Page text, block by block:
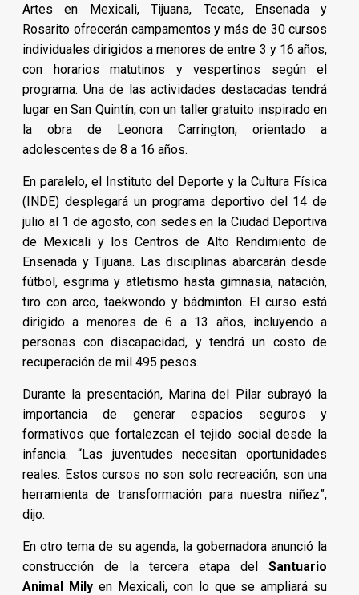
Artes en Mexicali, Tijuana, Tecate, Ensenada y
Rosarito ofrecerán campamentos y más de 30 cursos
individuales dirigidos a menores de entre 3 y 16 años,
con horarios matutinos y vespertinos según el
programa. Una de las actividades destacadas tendrá
lugar en San Quintín, con un taller gratuito inspirado en
la obra de Leonora Carrington, orientado a
adolescentes de 8 a 16 años.
En paralelo, el Instituto del Deporte y la Cultura Física
(INDE) desplegará un programa deportivo del 14 de
julio al 1 de agosto, con sedes en la Ciudad Deportiva
de Mexicali y los Centros de Alto Rendimiento de
Ensenada y Tijuana. Las disciplinas abarcarán desde
fútbol, esgrima y atletismo hasta gimnasia, natación,
tiro con arco, taekwondo y bádminton. El curso está
dirigido a menores de 6 a 13 años, incluyendo a
personas con discapacidad, y tendrá un costo de
recuperación de mil 495 pesos.
Durante la presentación, Marina del Pilar subrayó la
importancia de generar espacios seguros y
formativos que fortalezcan el tejido social desde la
infancia. “Las juventudes necesitan oportunidades
reales. Estos cursos no son solo recreación, son una
herramienta de transformación para nuestra niñez”,
dijo.
En otro tema de su agenda, la gobernadora anunció la
construcción de la tercera etapa delSantuario
Animal Milyen Mexicali, con lo que se ampliará su